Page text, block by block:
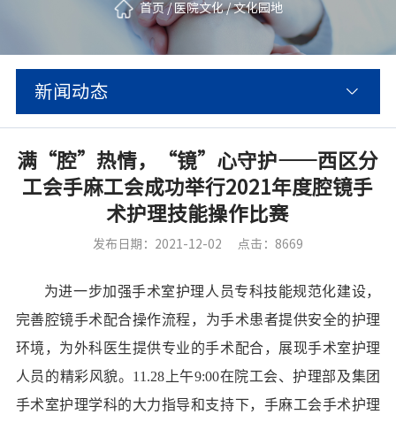
首页/ 医院文化/文化园地
新闻动态
满“腔”热情，“镜”心守护——西区分
工会手麻工会成功举行2021年度腔镜手
术护理技能操作比赛
发布日期：2021-12-02 点击：8669
为进一步加强手术室护理人员专科技能规范化建设，
完善腔镜手术配合操作流程， 为手术患者提供安全的护理
环境，为外科医生提供专业的手术配合，展现手术室护理
人员的精彩风貌。 11.28上午9:00在院工会、护理部及集团
手术室护理学科的大力指导和支持下，手麻工会手术护理